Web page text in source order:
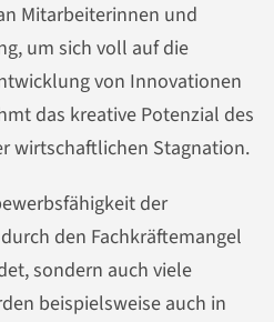
Mitarbeiterinnen und
um sich voll auf die
von Innovationen
das kreative Potenzial des
wirtschaftlichen Stagnation.
der
den Fachkräftemangel
sondern auch viele
beispielsweise auch in